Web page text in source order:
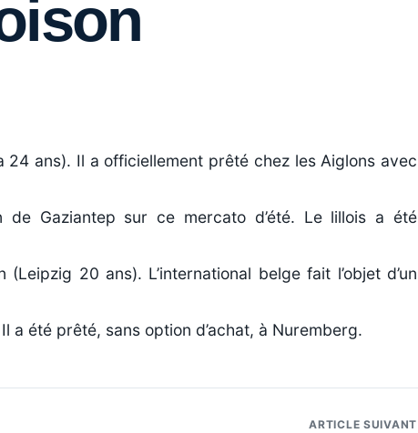
ans). Il a officiellement prêté chez les Aiglons avec
Gaziantep sur ce mercato d’été. Le lillois a été
20 ans). L’international belge fait l’objet d’un
a été prêté, sans option d’achat, à Nuremberg.
ARTICLE SUIVANT